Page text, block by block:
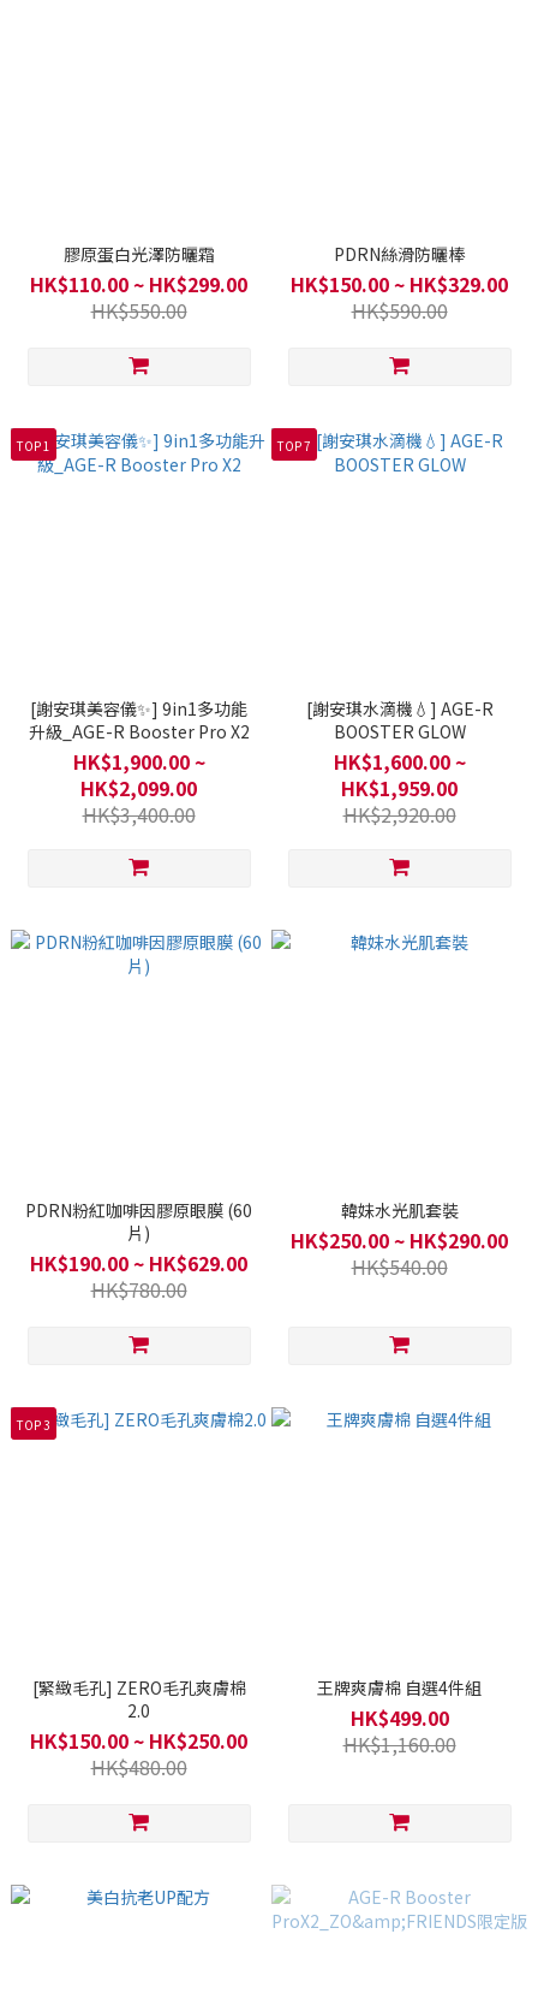
膠原蛋白光澤防曬霜
HK$110.00 ~ HK$299.00
HK$550.00
PDRN絲滑防曬棒
HK$150.00 ~ HK$329.00
HK$590.00
TOP 1
[謝安琪美容儀✨] 9in1多功能
升級_AGE-R Booster Pro X2
HK$1,900.00 ~
HK$2,099.00
HK$3,400.00
TOP 7
[謝安琪水滴機💧] AGE-R
BOOSTER GLOW
HK$1,600.00 ~
HK$1,959.00
HK$2,920.00
PDRN粉紅咖啡因膠原眼膜 (60
片)
HK$190.00 ~ HK$629.00
HK$780.00
韓妹水光肌套裝
HK$250.00 ~ HK$290.00
HK$540.00
TOP 3
[緊緻毛孔] ZERO毛孔爽膚棉
2.0
HK$150.00 ~ HK$250.00
HK$480.00
王牌爽膚棉 自選4件組
HK$499.00
HK$1,160.00